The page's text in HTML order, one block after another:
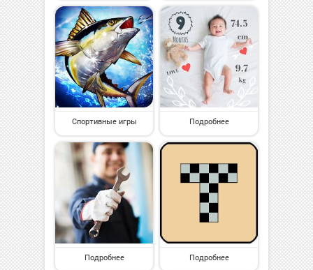
Спортивные игры Подробнее
Подробнее Подробнее